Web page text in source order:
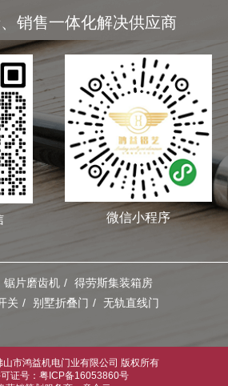
销售一体化解决供应商
微信小程序
锯片磨齿机
得劳斯集装箱房
关 别墅折叠门
无轨直线门
市鸿益机电门业有限公司 版权所有
证号：粤ICP备16053860号